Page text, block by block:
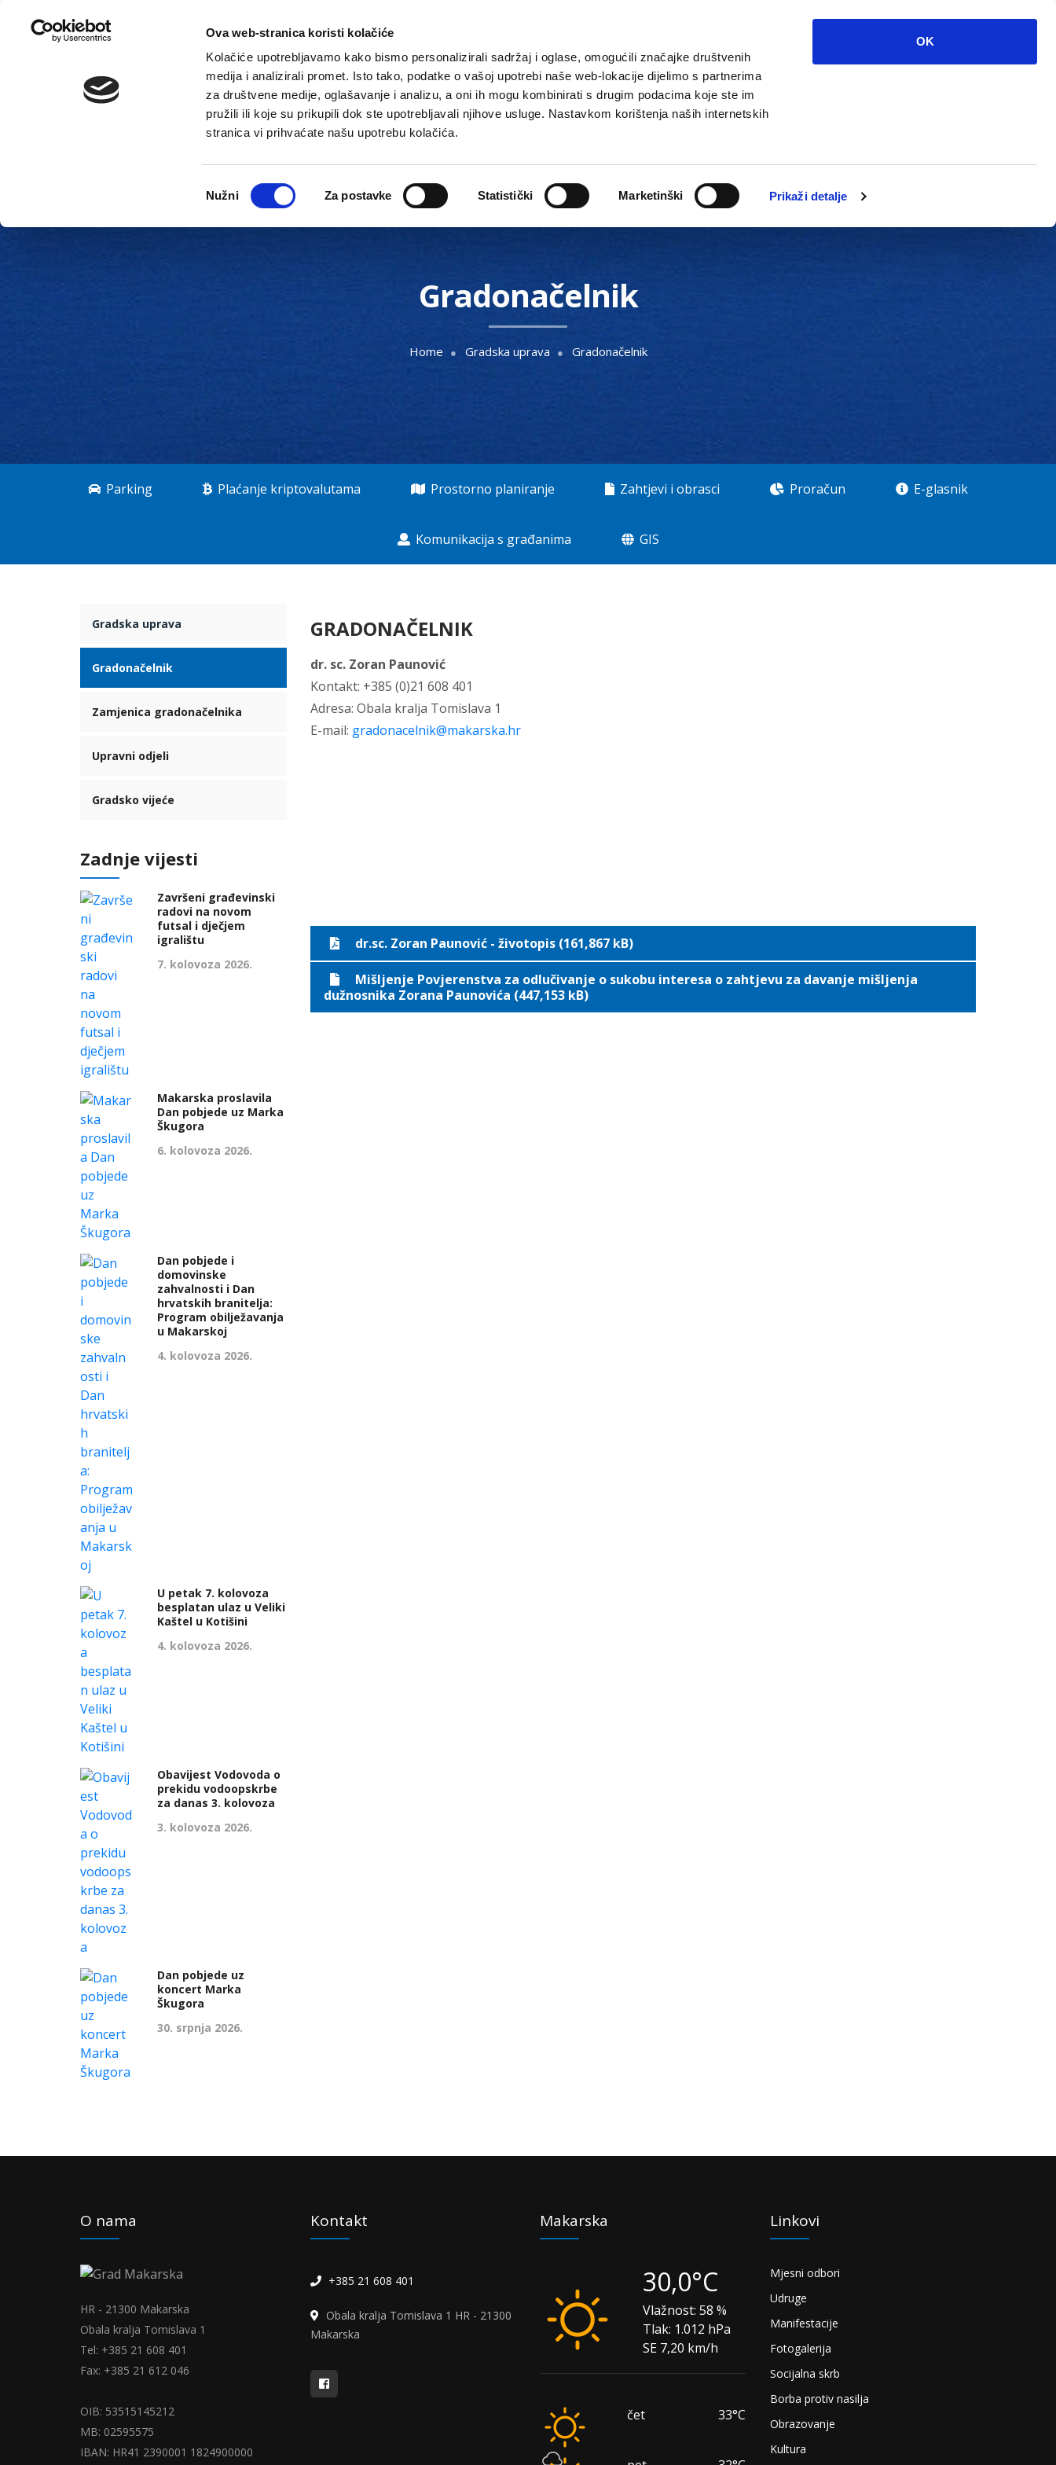
Ova web-stranica koristi kolačiće
Kolačiće upotrebljavamo kako bismo personalizirali sadržaj i oglase, omogućili značajke društvenih
medija i analizirali promet. Isto tako, podatke o vašoj upotrebi naše web-lokacije dijelimo s partnerima
za društvene medije, oglašavanje i analizu, a oni ih mogu kombinirati s drugim podacima koje ste im
pružili ili koje su prikupili dok ste upotrebljavali njihove usluge. Nastavkom korištenja naših internetskih
stranica vi prihvaćate našu upotrebu kolačića.
pristanka
Nužni Za postavke Statistički Marketinški Prikaži detalje
OK
Gradska uprava Gradske ustanove, tvrtke i škole
Gradonačelnik
Home Gradska uprava Gradonačelnik
Parking Plaćanje kriptovalutama Prostorno planiranje Zahtjevi i obrasci Proračun E-glasnik
Komunikacija s građanima GIS
GRADONAČELNIK
dr. sc. Zoran Paunović
Kontakt: +385 (0)21 608 401
Adresa: Obala kralja Tomislava 1
E-mail: gradonacelnik@makarska.hr
dr.sc. Zoran Paunović - životopis (161,867 kB)
Mišljenje Povjerenstva za odlučivanje o sukobu interesa o zahtjevu za davanje mišljenja
dužnosnika Zorana Paunovića (447,153 kB)
Gradska uprava
Gradonačelnik
Zamjenica gradonačelnika
Upravni odjeli
Gradsko vijeće
Zadnje vijesti
Završeni građevinski
radovi na novom
futsal i dječjem
igralištu
7. kolovoza 2026.
Makarska proslavila
Dan pobjede uz Marka
Škugora
6. kolovoza 2026.
Dan pobjede i
domovinske
zahvalnosti i Dan
hrvatskih branitelja:
Program obilježavanja
u Makarskoj
4. kolovoza 2026.
U petak 7. kolovoza
besplatan ulaz u Veliki
Kaštel u Kotišini
4. kolovoza 2026.
Obavijest Vodovoda o
prekidu vodoopskrbe
za danas 3. kolovoza
3. kolovoza 2026.
Dan pobjede uz
koncert Marka
Škugora
30. srpnja 2026.
O nama
HR - 21300 Makarska
Obala kralja Tomislava 1
Tel: +385 21 608 401
Fax: +385 21 612 046
OIB: 53515145212
MB: 02595575
IBAN: HR41 2390001 1824900000
Kontakt
+385 21 608 401
Obala kralja Tomislava 1 HR - 21300
Makarska
Makarska
30,0°C
Vlažnost: 58 %
Tlak: 1.012 hPa
SE 7,20 km/h
čet 33°C
Linkovi
Mjesni odbori
Udruge
Manifestacije
Fotogalerija
Socijalna skrb
Borba protiv nasilja
Obrazovanje
Kultura